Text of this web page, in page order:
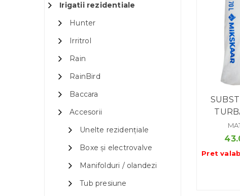
Irigatii rezidentiale
Hunter
Irritrol
Rain
RainBird
Baccara
Accesorii
Unelte rezidențiale
Boxe și electrovalve
Manifolduri / olandezi
Tub presiune
Pret